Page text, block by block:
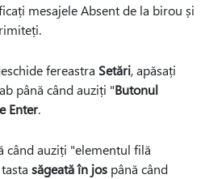
mesajele Absent de la birou și
fereastra Setări, apăsați
până când auziți "Butonul
Enter.
când auziți "elementul filă
săgeată în jos până când